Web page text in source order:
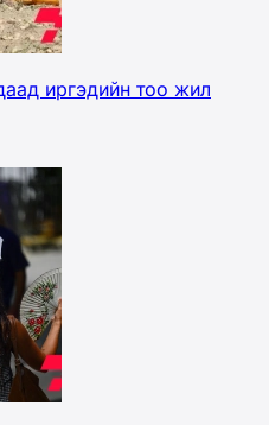
иргэдийн тоо жил